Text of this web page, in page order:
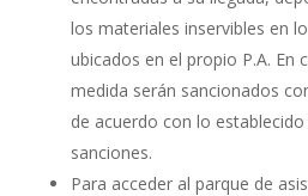
los materiales inservibles en
ubicados en el propio P.A. En
medida serán sancionados
de acuerdo con lo
sanciones.
Para acceder al parque de